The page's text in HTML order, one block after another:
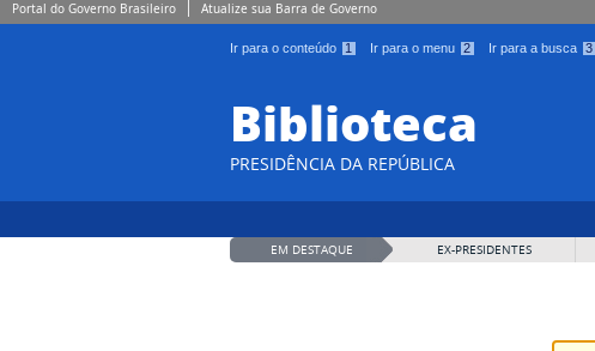
Portal do Governo Brasileiro Atualize sua Barra de Governo
Ir para o conteúdo 1 Ir para o menu 2 Ir para a busca 3
Biblioteca
PRESIDÊNCIA DA REPÚBLICA
EM DESTAQUE EX-PRESIDENTES